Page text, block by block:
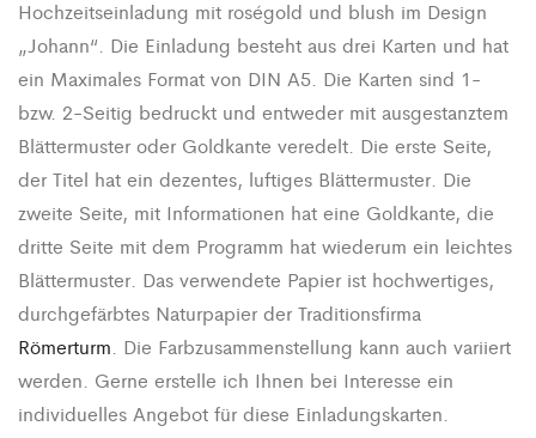
Hochzeitseinladung mit roségold und blush im Design
„Johann“. Die Einladung besteht aus drei Karten und hat
ein Maximales Format von DIN A5. Die Karten sind 1-
bzw. 2-Seitig bedruckt und entweder mit ausgestanztem
Blättermuster oder Goldkante veredelt. Die erste Seite,
der Titel hat ein dezentes, luftiges Blättermuster. Die
zweite Seite, mit Informationen hat eine Goldkante, die
dritte Seite mit dem Programm hat wiederum ein leichtes
Blättermuster. Das verwendete Papier ist hochwertiges,
durchgefärbtes Naturpapier der Traditionsfirma
Römerturm. Die Farbzusammenstellung kann auch variiert
werden. Gerne erstelle ich Ihnen bei Interesse ein
individuelles Angebot für diese Einladungskarten.